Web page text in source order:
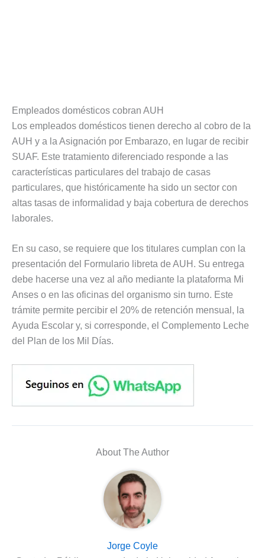
Empleados domésticos cobran AUH
Los empleados domésticos tienen derecho al cobro de la
AUH y a la Asignación por Embarazo, en lugar de recibir
SUAF. Este tratamiento diferenciado responde a las
características particulares del trabajo de casas
particulares, que históricamente ha sido un sector con
altas tasas de informalidad y baja cobertura de derechos
laborales.
En su caso, se requiere que los titulares cumplan con la
presentación del Formulario libreta de AUH. Su entrega
debe hacerse una vez al año mediante la plataforma Mi
Anses o en las oficinas del organismo sin turno. Este
trámite permite percibir el 20% de retención mensual, la
Ayuda Escolar y, si corresponde, el Complemento Leche
del Plan de los Mil Días.
About The Author
Jorge Coyle